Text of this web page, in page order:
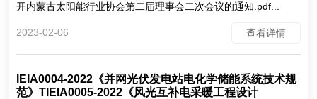
开内蒙古太阳能行业协会第二届理事会二次会议的通知.pdf...
2023-02-06 查看详情
IEIA0004-2022《并网光伏发电站电化学储能系统技术规
范》TIEIA0005-2022《风光互补电采暖工程设计